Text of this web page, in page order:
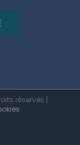
réservés |